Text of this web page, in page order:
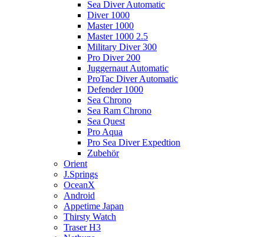
Sea Diver Automatic
Diver 1000
Master 1000
Master 1000 2.5
Military Diver 300
Pro Diver 200
Juggernaut Automatic
ProTac Diver Automatic
Defender 1000
Sea Chrono
Sea Ram Chrono
Sea Quest
Pro Aqua
Pro Sea Diver Expedtion
Zubehör
Orient
J.Springs
OceanX
Android
Appetime Japan
Thirsty Watch
Traser H3